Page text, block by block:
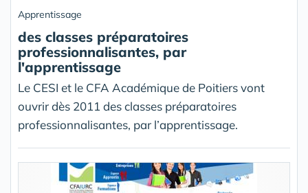
Apprentissage
des classes préparatoires
professionnalisantes, par
l'apprentissage
Le CESI et le CFA Académique de Poitiers vont
ouvrir dès 2011 des classes préparatoires
professionnalisantes, par l’apprentissage.